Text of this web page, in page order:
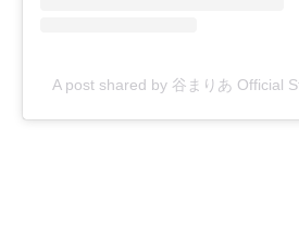
A post shared by 谷まりあ Official